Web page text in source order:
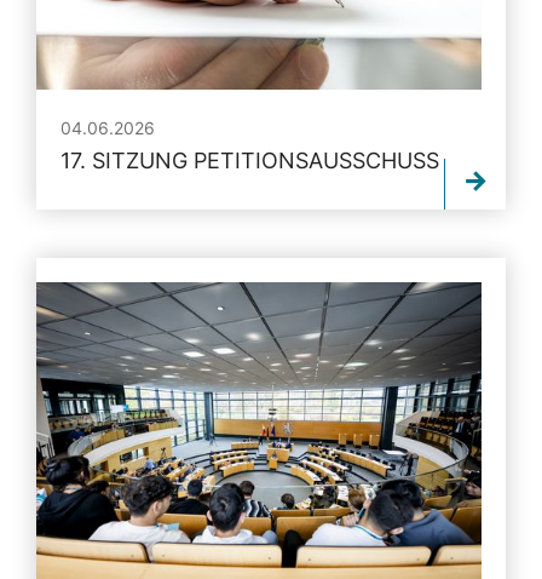
04.06.2026
17. SITZUNG PETITIONSAUSSCHUSS